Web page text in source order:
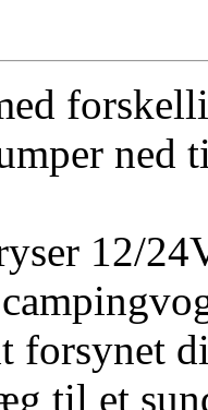
ned
12/
forsynet
til et